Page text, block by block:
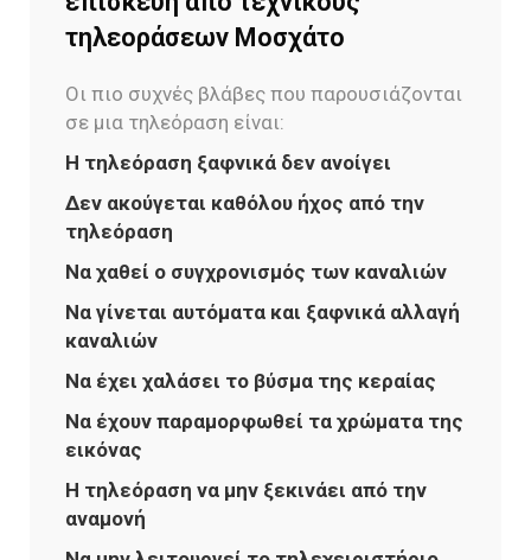
τηλεοράσεων Μοσχάτο
Οι πιο συχνές βλάβες που παρουσιάζονται
σε μια τηλεόραση είναι:
H τηλεόραση ξαφνικά δεν ανοίγει
Δεν ακούγεται καθόλου ήχος από την
τηλεόραση
Να χαθεί ο συγχρονισμός των καναλιών
Να γίνεται αυτόματα και ξαφνικά αλλαγή
καναλιών
Να έχει χαλάσει το βύσμα της κεραίας
Να έχουν παραμορφωθεί τα χρώματα της
εικόνας
Η τηλεόραση να μην ξεκινάει από την
αναμονή